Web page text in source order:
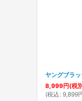
ヤングブラ
8,999円(税
(税込 : 9,899